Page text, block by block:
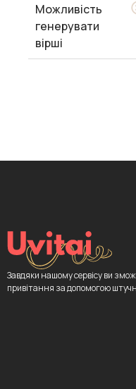
Можливість
генерувати
вірші
Завдяки нашому сервісу ви
привітання за допомогою